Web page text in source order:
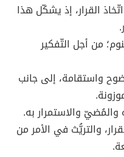
القرار، إذ يشكّل هذا
من أجل التّفكير
واستقامة، إلى جانب
والمُضيّ والاستمرار به.
والتريُّث في الأمر من